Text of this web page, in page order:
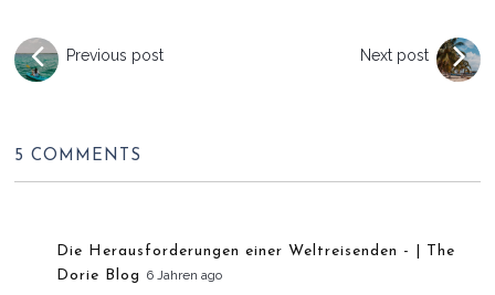
Previous post Next post
5 COMMENTS
Die Herausforderungen einer Weltreisenden - | The
Dorie Blog 6 Jahren ago